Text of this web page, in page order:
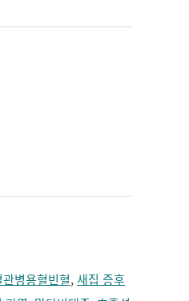
병용혈빈혈,새집 증후